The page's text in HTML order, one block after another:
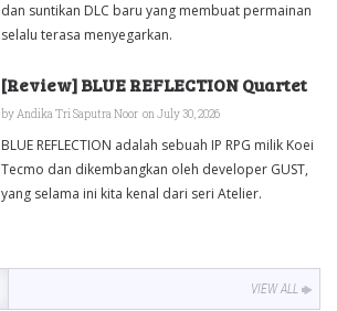
dan suntikan DLC baru yang membuat permainan
selalu terasa menyegarkan.
[Review] BLUE REFLECTION Quartet
byAndika Tri Saputra Noor on July 30, 2026
BLUE REFLECTION adalah sebuah IP RPG milik Koei
Tecmo dan dikembangkan oleh developer GUST,
yang selama ini kita kenal dari seri Atelier.
VIEW ALL